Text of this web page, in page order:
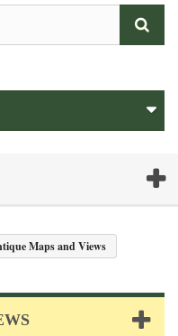
Maps and Views